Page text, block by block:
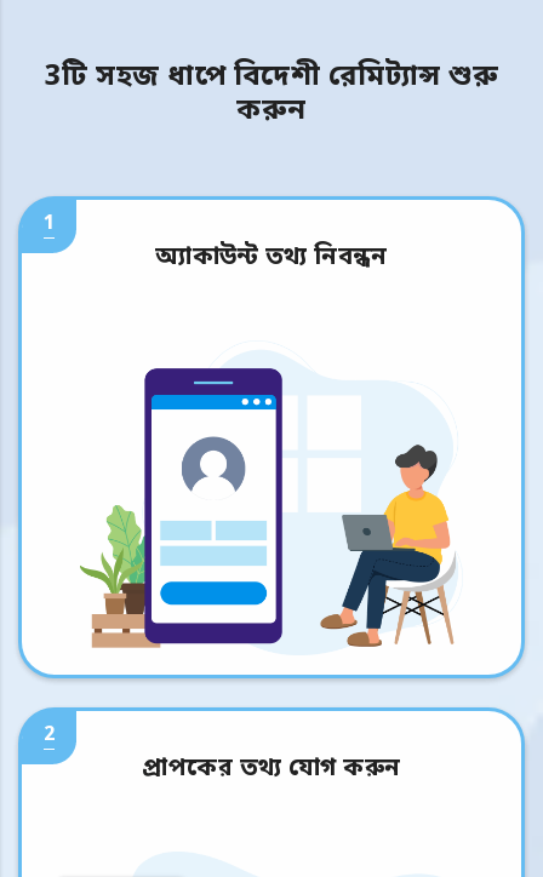
3টি সহজ ধাপে বিদেশী রেমিট্যান্স শুরু
করুন
1
অ্যাকাউন্ট তথ্য নিবন্ধন
2
প্রাপকের তথ্য যোগ করুন